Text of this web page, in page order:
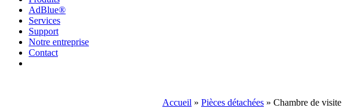
AdBlue®
Services
Support
Notre entreprise
Contact
Accueil » Pièces détachées » Chambre de visite